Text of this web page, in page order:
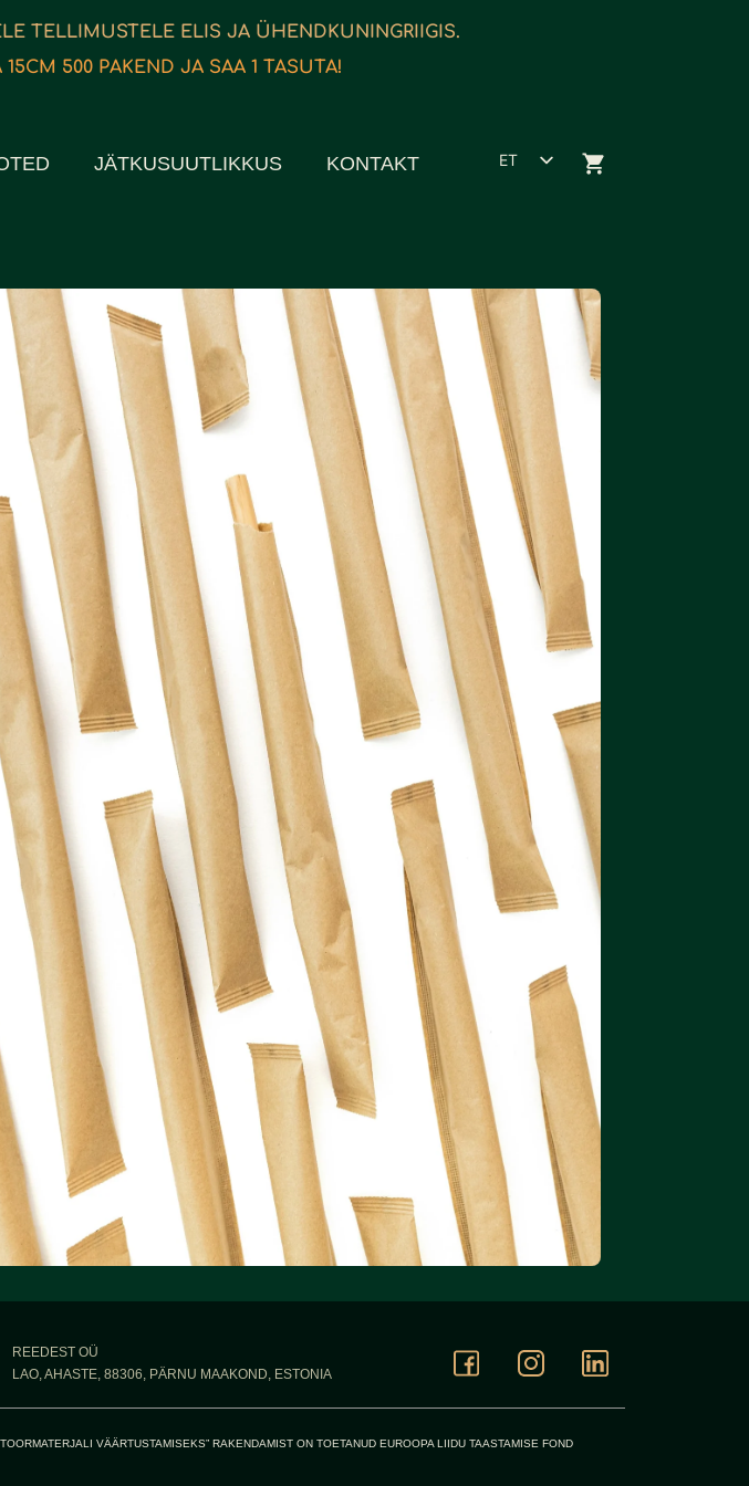
TELLIMUSTELE ELIS JA ÜHENDKUNINGRIIGIS.
500 PAKEND JA SAA 1 TASUTA!
JÄTKUSUUTLIKKUS KONTAKT
ET
REEDEST OÜ
LAO, AHASTE, 88306, PÄRNU MAAKOND, ESTONIA
VÄÄRTUSTAMISEKS” RAKENDAMIST ON TOETANUD EUROOPA LIIDU TAASTAMISE FOND